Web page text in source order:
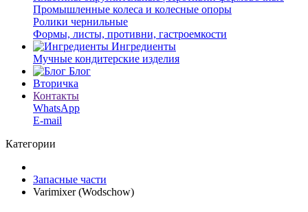
Промышленные колеса и колесные опоры
Ролики чернильные
Формы, листы, противни, гастроемкости
Ингредиенты
Мучные кондитерские изделия
Блог
Вторичка
Контакты
WhatsApp
E-mail
Категории
Запасные части
Varimixer (Wodschow)